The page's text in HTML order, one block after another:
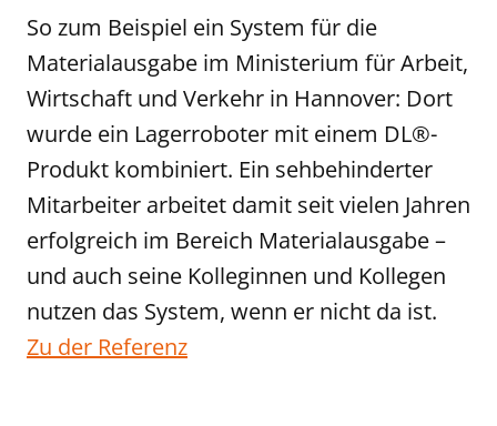
So zum Beispiel ein System für die
Materialausgabe im Ministerium für Arbeit,
Wirtschaft und Verkehr in Hannover: Dort
wurde ein Lagerroboter mit einem DL®-
Produkt kombiniert. Ein sehbehinderter
Mitarbeiter arbeitet damit seit vielen Jahren
erfolgreich im Bereich Materialausgabe –
und auch seine Kolleginnen und Kollegen
nutzen das System, wenn er nicht da ist.
Zu der Referenz